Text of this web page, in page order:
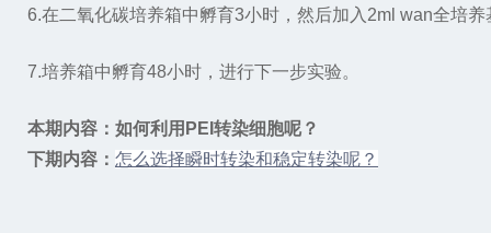
6.在二氧化碳培养箱中孵育3小时，然后加入2ml wan全培
7.培养箱中孵育48小时，进行下一步实验。
本期内容： 如何利用PEI转染细胞呢？
下期内容： 怎么选择瞬时转染和稳定转染呢？